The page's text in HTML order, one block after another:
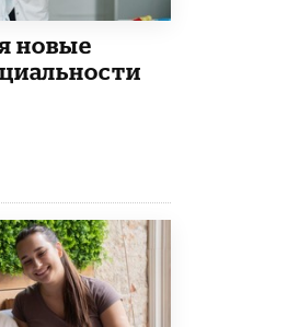
новые
конфликтов в
о новых
в аспирантуру
ОБРАЗОВАНИЯ
поведение
новые